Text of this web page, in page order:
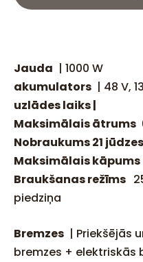
Jauda | 1000 W
akumulators | 48 V,
uzlādes laiks |
Maksimālais ātrums
Nobraukums 21
Maksimālais kāpums
Braukšanas režīms
piedziņa
Bremzes | Priekšējās
bremzes + elektriskās